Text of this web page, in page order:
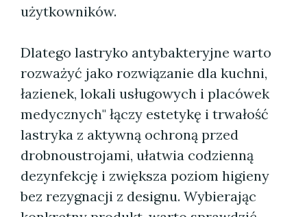
użytkowników.
Dlatego lastryko antybakteryjne warto
rozważyć jako rozwiązanie dla kuchni,
łazienek, lokali usługowych i placówek
medycznych" łączy estetykę i trwałość
lastryka z aktywną ochroną przed
drobnoustrojami, ułatwia codzienną
dezynfekcję i zwiększa poziom higieny
bez rezygnacji z designu. Wybierając